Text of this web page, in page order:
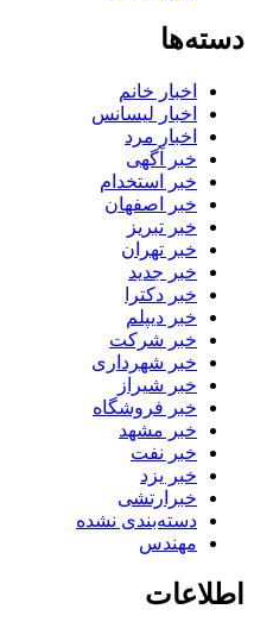
دسته‌ها
اخبار خانم
اخبار لیسانس
اخبار مرد
خبر آگهی
خبر استخدام
خبر اصفهان
خبر تبریز
خبر تهران
خبر جدید
خبر دکترا
خبر دیپلم
خبر شرکت
خبر شهرداری
خبر شیراز
خبر فروشگاه
خبر مشهد
خبر نفت
خبر یزد
خبرارتشی
دسته‌بندی نشده
مهندس
اطلاعات